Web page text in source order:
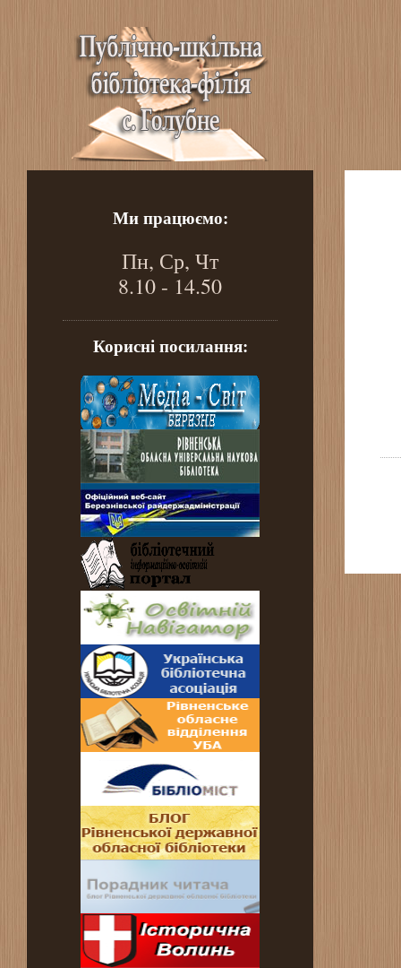
Ми працюємо:
Пн, Ср, Чт
8.10 - 14.50
Корисні посилання: